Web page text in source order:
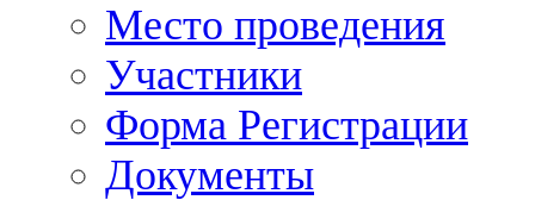
Место проведения
Участники
Форма Регистрации
Документы